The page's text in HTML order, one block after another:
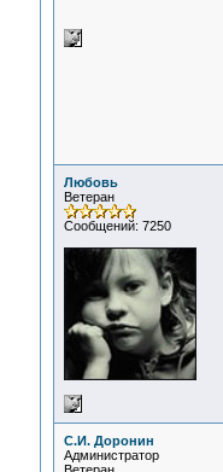
Любовь
Ветеран
Сообщений: 7250
С.И. Доронин
Администратор